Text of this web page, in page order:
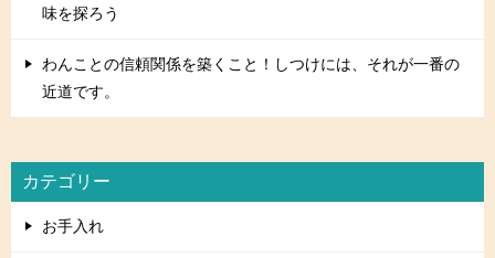
味を探ろう
わんことの信頼関係を築くこと！しつけには、それが一番の
近道です。
カテゴリー
お手入れ